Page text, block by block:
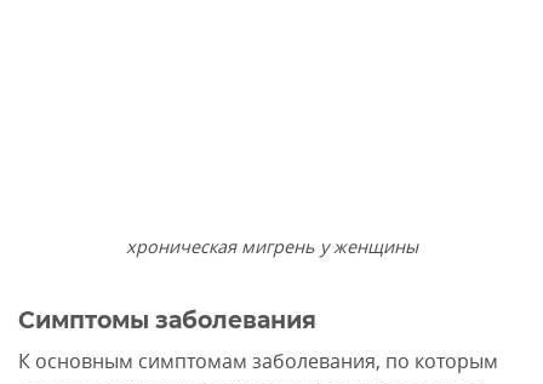
хроническая мигрень у женщины
Симптомы заболевания
К основным симптомам заболевания, по которым